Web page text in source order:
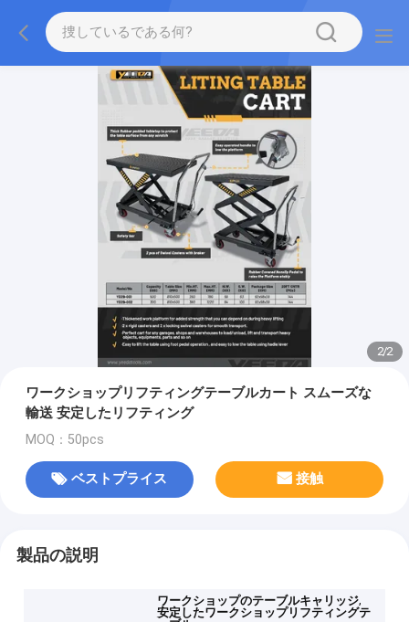
2/2
ワークショップリフティングテーブルカート スムーズな
輸送 安定したリフティング
MOQ：50pcs
ベストプライス 接触
製品の説明
ワークショップのテーブルキャリッジ,
安定したワークショップリフティングテ